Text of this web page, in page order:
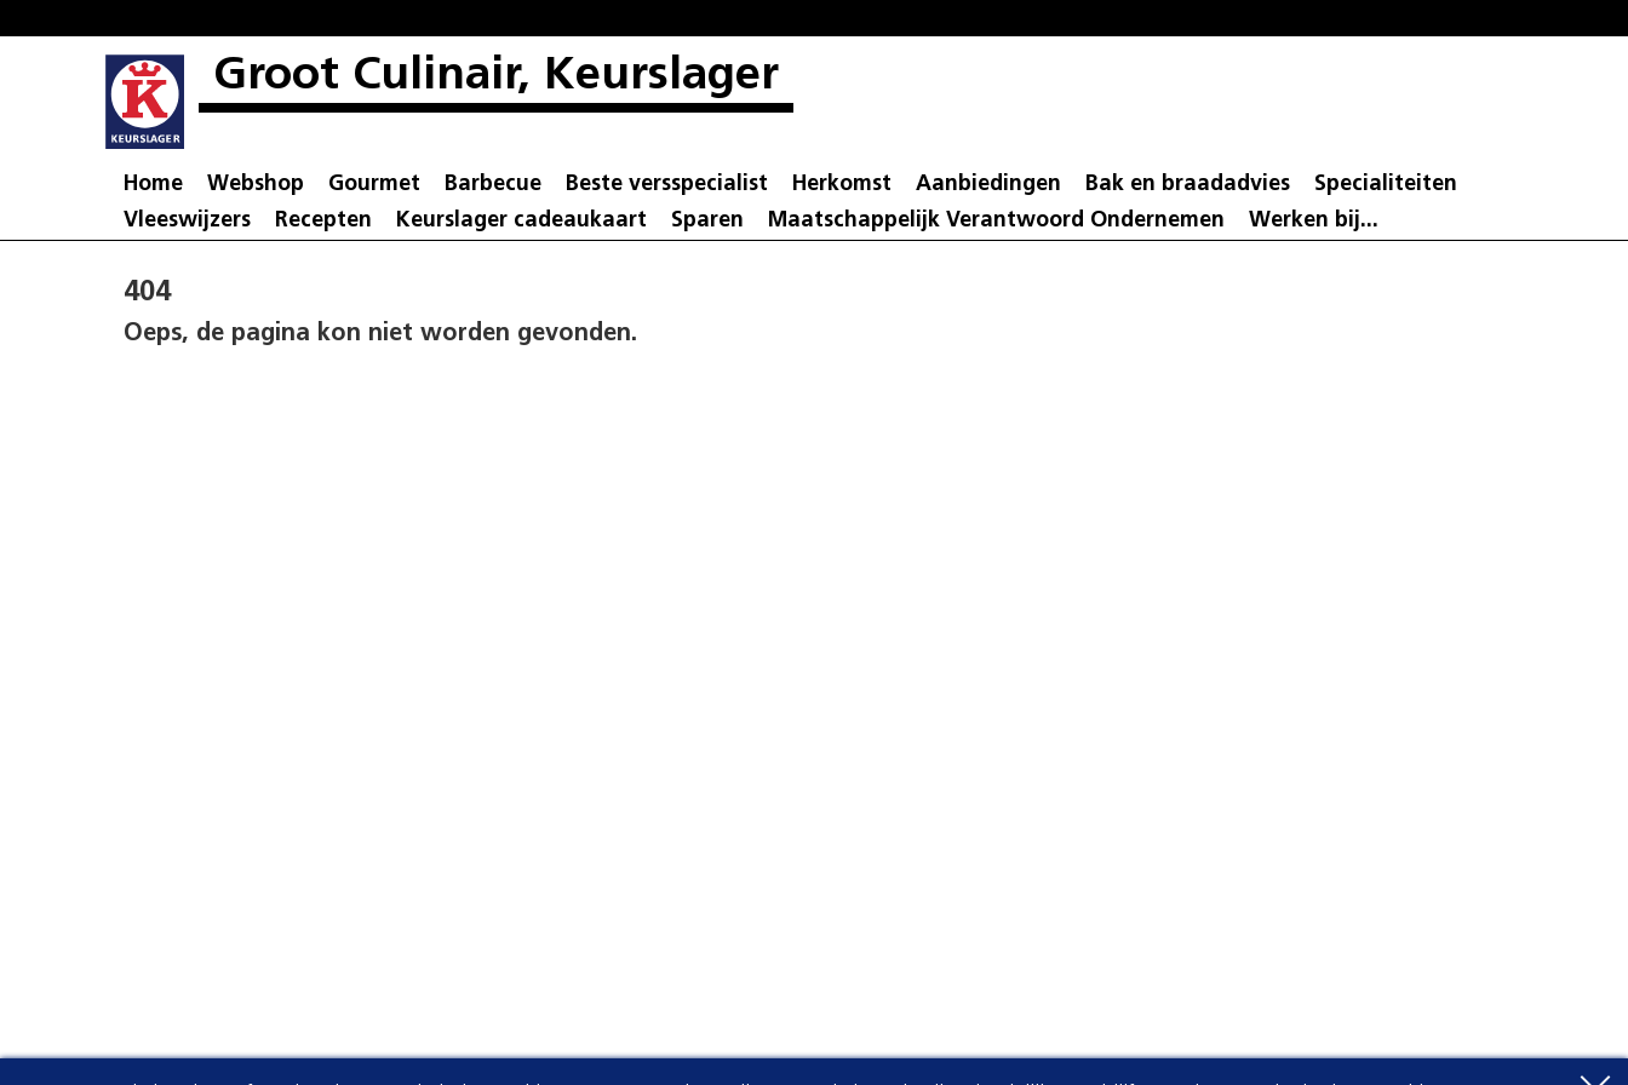
Groot Culinair, Keurslager
Home Webshop Gourmet Barbecue Beste versspecialist Herkomst Aanbiedingen Bak en braadadvies
Specialiteiten
Vleeswijzers
Recepten Keurslager cadeaukaart Sparen Maatschappelijk Verantwoord Ondernemen Werken bij...
404
Oeps, de pagina kon niet worden gevonden.